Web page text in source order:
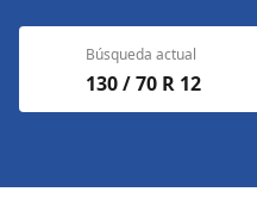
Búsqueda actual
130 / 70 R 12